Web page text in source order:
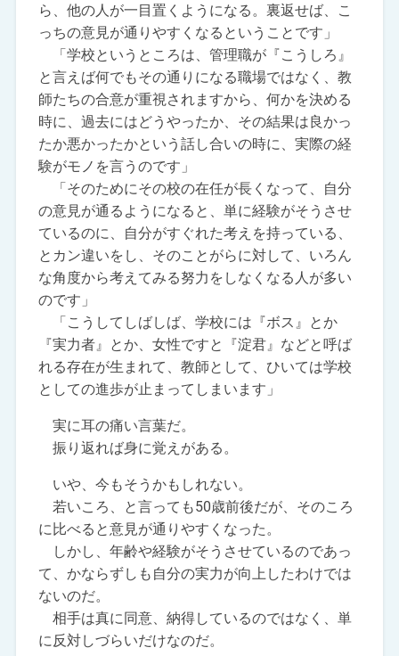
ら、他の人が一目置くようになる。裏返せば、こ
っちの意見が通りやすくなるということです」
「学校というところは、管理職が『こうしろ』
と言えば何でもその通りになる職場ではなく、教
師たちの合意が重視されますから、何かを決める
時に、過去にはどうやったか、その結果は良かっ
たか悪かったかという話し合いの時に、実際の経
験がモノを言うのです」
「そのためにその校の在任が長くなって、自分
の意見が通るようになると、単に経験がそうさせ
ているのに、自分がすぐれた考えを持っている、
とカン違いをし、そのことがらに対して、いろん
な角度から考えてみる努力をしなくなる人が多い
のです」
「こうしてしばしば、学校には『ボス』とか
『実力者』とか、女性ですと『淀君』などと呼ば
れる存在が生まれて、教師として、ひいては学校
としての進歩が止まってしまいます」
実に耳の痛い言葉だ。
振り返れば身に覚えがある。
いや、今もそうかもしれない。
若いころ、と言っても50歳前後だが、そのころ
に比べると意見が通りやすくなった。
しかし、年齢や経験がそうさせているのであっ
て、かならずしも自分の実力が向上したわけでは
ないのだ。
相手は真に同意、納得しているのではなく、単
に反対しづらいだけなのだ。